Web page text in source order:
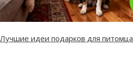
Лучшие идеи подарков для питомца